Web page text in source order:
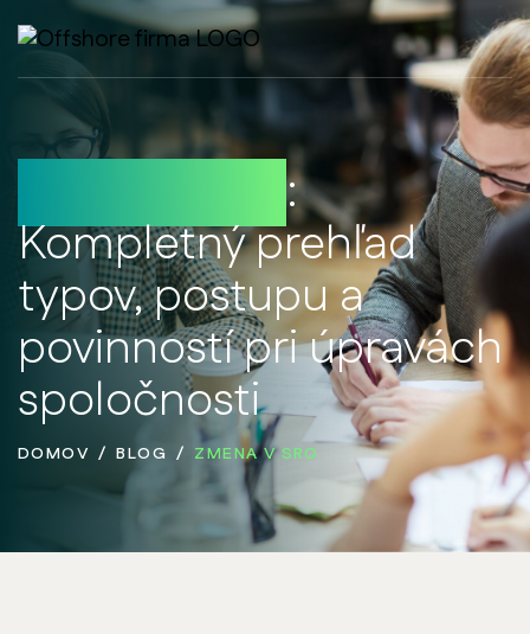
:
Kompletný prehľad
typov, postupu a
povinností pri úpravách
spoločnosti
DOMOV BLOG ZMENA V SRO